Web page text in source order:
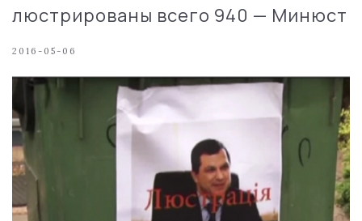
люстрированы всего 940 — Минюст
2016-05-06